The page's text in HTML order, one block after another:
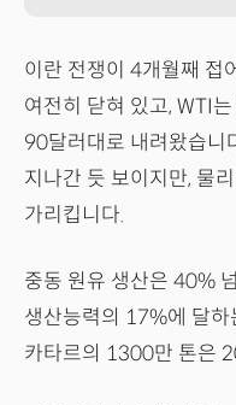
이란 전쟁이 4개월째 접
여전히 닫혀 있고, WTI
90달러대로 내려왔습니
지나간 듯 보이지만, 물
가리킵니다.
중동 원유 생산은 40%
생산능력의 17%에 달
카타르의 1300만 톤은